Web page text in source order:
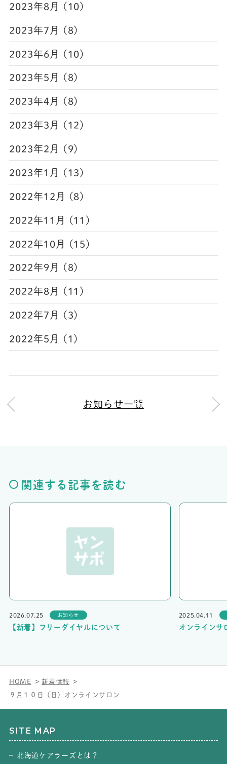
2023年8月 (10)
2023年7月 (8)
2023年6月 (10)
2023年5月 (8)
2023年4月 (8)
2023年3月 (12)
2023年2月 (9)
2023年1月 (13)
2022年12月 (8)
2022年11月 (11)
2022年10月 (15)
2022年9月 (8)
2022年8月 (11)
2022年7月 (3)
2022年5月 (1)
お知らせ一覧
関連する記事を読む
2026.07.25 お知らせ
【新着】フリーダイヤルについて
2025.04.11
オンラインサ
HOME
新着情報
９月１０日（日）オンラインサロン
SITE MAP
北海道ケアラーズとは？